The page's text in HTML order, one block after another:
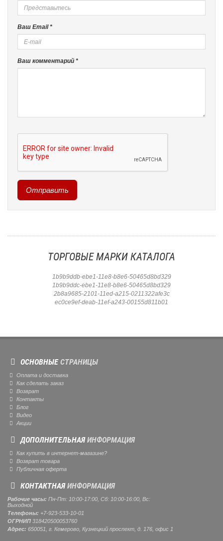
Ваш Email *
Ваш комментарий *
ТОРГОВЫЕ МАРКИ КАТАЛОГА
1b9b9ddb-ebe1-11e8-b8e6-50465d8bd329
1b9b9ddc-ebe1-11e8-b8e6-50465d8bd329
2b8a9685-2101-11ed-a215-0211322afe3c
ec0ce9ef-deab-11ef-a243-00155d811b01
ОСНОВНЫЕСТРАНИЦЫ
Оплата и доставка
Как сделать заказ
Возврат
Контакты
Блог
Видео
Акции
ДОПОЛНИТЕЛЬНАЯИНФОРМАЦИЯ
Как купить в интернет-магазине?
Возврат товара
Публичная оферта
КОНТАКТНАЯИНФОРМАЦИЯ
Рабочие часы: Пн-Пт: 10:00-17:00, Сб: 10:00-16:00, Вс:
Выходной
Телефоны: +7-923-533-10-01
ОГРНИП 318420500053760
Адрес: 650051, г. Кемерово, Кузнецкий проспект, д. 176, офис 1